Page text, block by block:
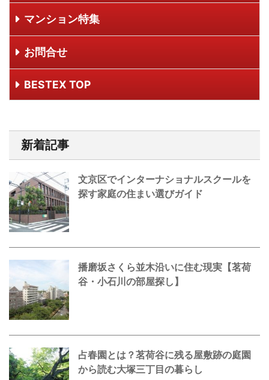
マンション特集
お問合せ
BESTEX TOP
新着記事
文京区でインターナショナルスクールを
探す家庭の住まい選びガイド
播磨坂さくら並木沿いに住む現実【茗荷
谷・小石川の部屋探し】
占春園とは？茗荷谷に残る屋敷跡の庭園
から読む大塚三丁目の暮らし